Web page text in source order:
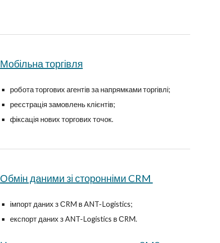
Мобільна торгівля
робота торгових агентів за напрямками торгівлі;
реєстрація замовлень клієнтів;
фіксація нових торгових точок.
Обмін даними зі сторонніми CRM
імпорт даних зСRM в ANT-Logistics;
експорт даних зANT-Logistics в СRM.